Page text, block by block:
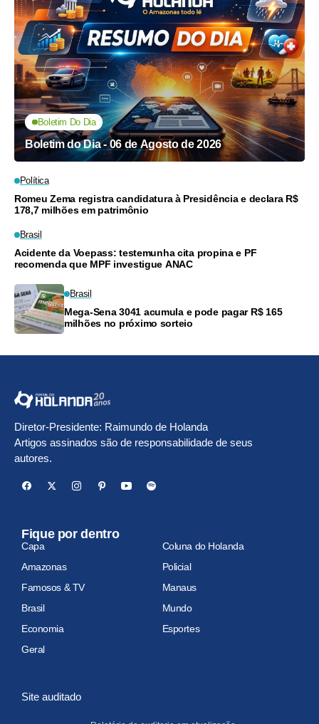
Boletim Do Dia
Boletim do Dia - 06 de Agosto de 2026
Política
Romeu Zema registra candidatura à Presidência e declara R$
178,7 milhões em patrimônio
Brasil
Acidente da Voepass: testemunha cita propina e PF
recomenda que MPF investigue ANAC
Brasil
Mega-Sena 3041 acumula e pode pagar R$ 165
milhões no próximo sorteio
Diretor-Presidente: Raimundo de Holanda
Artigos assinados são de responsabilidade de seus
autores.
Fique por dentro
Capa
Coluna do Holanda
Amazonas
Policial
Famosos & TV
Manaus
Brasil
Mundo
Economia
Esportes
Geral
Site auditado